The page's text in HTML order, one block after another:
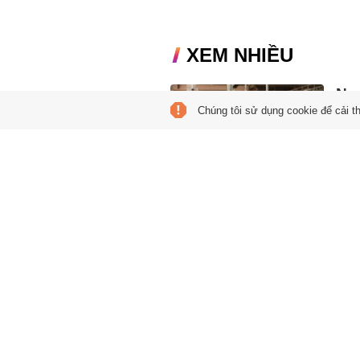
XEM NHIỀU
Chúng tôi sử dụng cookie để cải